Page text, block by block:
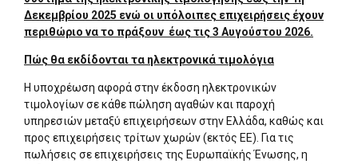
Δεκεμβρίου 2025 ενώ οι υπόλοιπες επιχειρήσεις έχουν
περιθώριο να το πράξουν έως τις 3 Αυγούστου 2026.
Πώς θα εκδίδονται τα ηλεκτρονικά τιμολόγια
Η υποχρέωση αφορά στην έκδοση ηλεκτρονικών
τιμολογίων σε κάθε πώληση αγαθών και παροχή
υπηρεσιών μεταξύ επιχειρήσεων στην Ελλάδα, καθώς και
προς επιχειρήσεις τρίτων χωρών (εκτός ΕΕ). Για τις
πωλήσεις σε επιχειρήσεις της Ευρωπαϊκής Ένωσης, η